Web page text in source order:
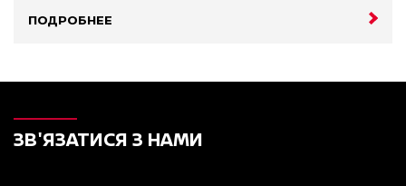
ПОДРОБНЕЕ
ЗВ'ЯЗАТИСЯ З НАМИ